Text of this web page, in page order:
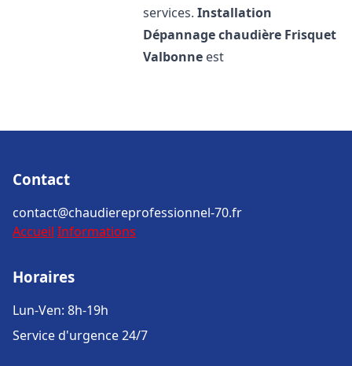
services.Installation
Dépannage chaudière Frisquet
Valbonne est
Contact
contact@chaudiereprofessionnel-70.fr
Accueil Informations
Horaires
Lun-Ven: 8h-19h
Service d'urgence 24/7